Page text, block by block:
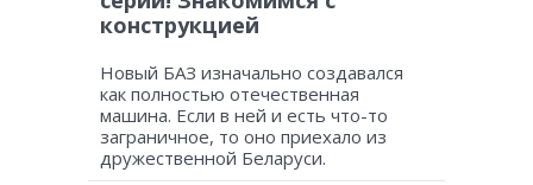
конструкцией
Новый БАЗ изначально создавался
как полностью отечественная
машина. Если в ней и есть что-то
заграничное, то оно приехало из
дружественной Беларуси.